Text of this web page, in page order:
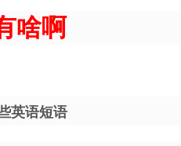
啥啊
英语短语